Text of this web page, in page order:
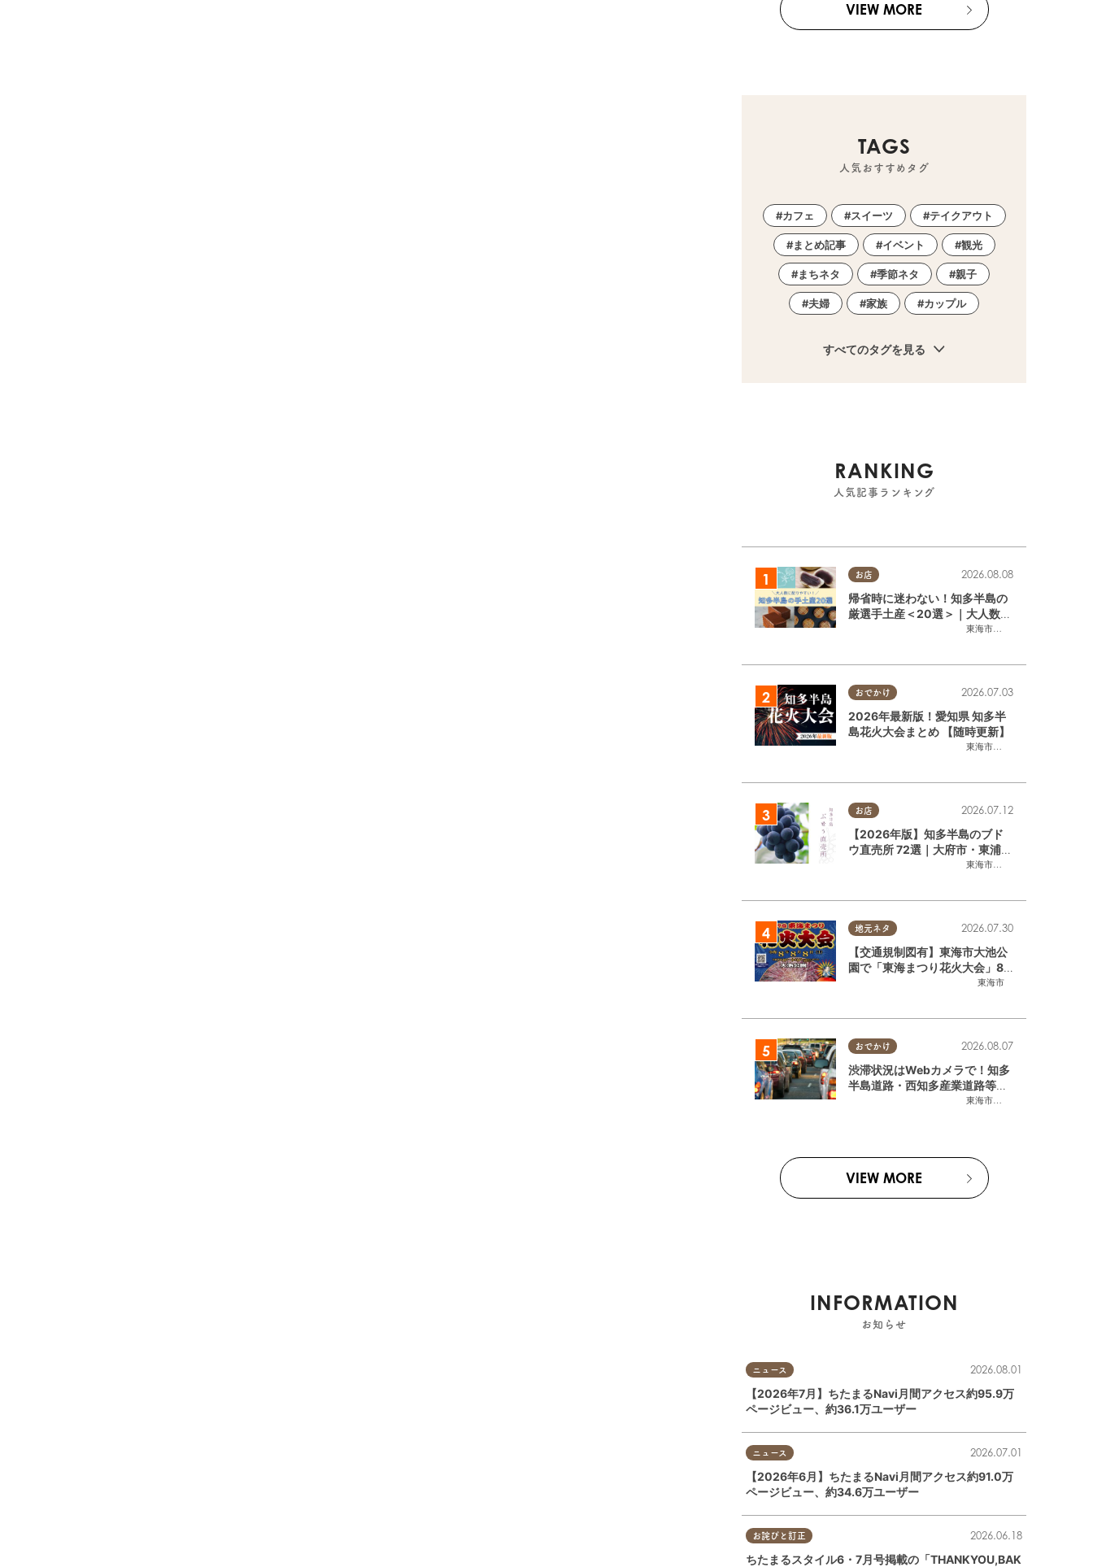
VIEW MORE
TAGS
人気おすすめタグ
カフェ スイーツ テイクアウト
まとめ記事 イベント 観光
まちネタ 季節ネタ 親子
夫婦 家族 カップル
すべてのタグを見る
RANKING
人気記事ランキング
お店
東海市
,大府市
2026.08.08
帰省時に迷わない！知多半島の
厳選手土産＜20選＞｜大人数に
配りやすい個包装ギフト
おでかけ
東海市
,大府市
2026.07.03
2026年最新版！愛知県 知多半
島花火大会まとめ 【随時更新】
お店
東海市
,大府市
2026.07.12
【2026年版】知多半島のブド
ウ直売所 72選｜大府市・東浦町
ほかエリア別に一挙紹介
地元ネタ
東海市
2026.07.30
【交通規制図有】東海市大池公
園で「東海まつり花火大会」8/
8(土)に開催｜購入方法や駐車場
おでかけ
東海市
,大府市
2026.08.07
渋滞状況はWebカメラで！知多
半島道路・西知多産業道路等の
VIEW MORE
INFORMATION
お知らせ
ニュース 2026.08.01
【2026年7月】ちたまるNavi月間アクセス約95.9万
ページビュー、約36.1万ユーザー
ニュース 2026.07.01
【2026年6月】ちたまるNavi月間アクセス約91.0万
ページビュー、約34.6万ユーザー
お詫びと訂正 2026.06.18
ちたまるスタイル6・7月号掲載の「THANKYOU,BAK